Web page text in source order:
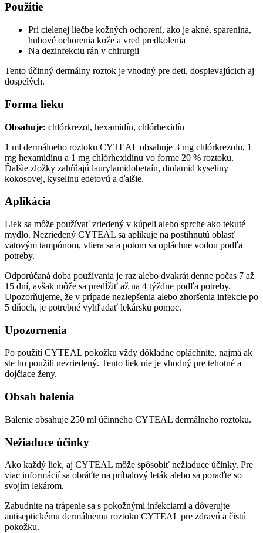
Použitie
Pri cielenej liečbe kožných ochorení, ako je akné, sparenina,
hubové ochorenia kože a vred predkolenia
Na dezinfekciu rán v chirurgii
Tento účinný dermálny roztok je vhodný pre deti, dospievajúcich aj
dospelých.
Forma lieku
Obsahuje: chlórkrezol, hexamidín, chlórhexidín
1 ml dermálneho roztoku CYTEAL obsahuje 3 mg chlórkrezolu, 1
mg hexamidínu a 1 mg chlórhexidínu vo forme 20 % roztoku.
Ďalšie zložky zahŕňajú laurylamidobetaín, diolamid kyseliny
kokosovej, kyselinu edetovú a ďalšie.
Aplikácia
Liek sa môže používať zriedený v kúpeli alebo sprche ako tekuté
mydlo. Nezriedený CYTEAL sa aplikuje na postihnutú oblasť
vatovým tampónom, vtiera sa a potom sa opláchne vodou podľa
potreby.
Odporúčaná doba používania je raz alebo dvakrát denne počas 7 až
15 dní, avšak môže sa predĺžiť až na 4 týždne podľa potreby.
Upozorňujeme, že v prípade nezlepšenia alebo zhoršenia infekcie po
5 dňoch, je potrebné vyhľadať lekársku pomoc.
Upozornenia
Po použití CYTEAL pokožku vždy dôkladne opláchnite, najmä ak
ste ho použili nezriedený. Tento liek nie je vhodný pre tehotné a
dojčiace ženy.
Obsah balenia
Balenie obsahuje 250 ml účinného CYTEAL dermálneho roztoku.
Nežiaduce účinky
Ako každý liek, aj CYTEAL môže spôsobiť nežiaduce účinky. Pre
viac informácií sa obráťte na príbalový leták alebo sa poraďte so
svojím lekárom.
Zabudnite na trápenie sa s pokožnými infekciami a dôverujte
antiseptickému dermálnemu roztoku CYTEAL pre zdravú a čistú
pokožku.